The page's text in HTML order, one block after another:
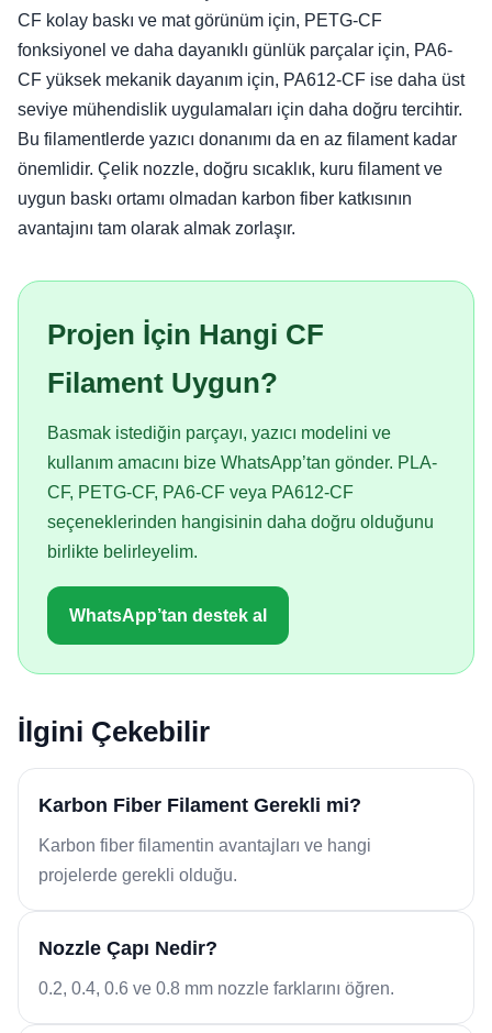
CF kolay baskı ve mat görünüm için, PETG-CF
fonksiyonel ve daha dayanıklı günlük parçalar için, PA6-
CF yüksek mekanik dayanım için, PA612-CF ise daha üst
seviye mühendislik uygulamaları için daha doğru tercihtir.
Bu filamentlerde yazıcı donanımı da en az filament kadar
önemlidir. Çelik nozzle, doğru sıcaklık, kuru filament ve
uygun baskı ortamı olmadan karbon fiber katkısının
avantajını tam olarak almak zorlaşır.
Projen İçin Hangi CF
Filament Uygun?
Basmak istediğin parçayı, yazıcı modelini ve
kullanım amacını bize WhatsApp’tan gönder. PLA-
CF, PETG-CF, PA6-CF veya PA612-CF
seçeneklerinden hangisinin daha doğru olduğunu
birlikte belirleyelim.
WhatsApp’tan destek al
İlgini Çekebilir
Karbon Fiber Filament Gerekli mi?
Karbon fiber filamentin avantajları ve hangi
projelerde gerekli olduğu.
Nozzle Çapı Nedir?
0.2, 0.4, 0.6 ve 0.8 mm nozzle farklarını öğren.